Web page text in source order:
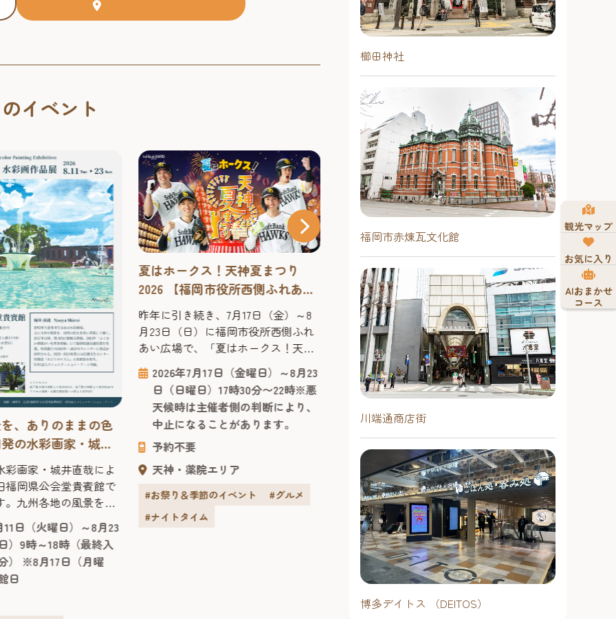
イベント
、ありのままの色
の水彩画家・城井
水彩画作品展」
彩画家・城井直哉によ
福岡県公会堂貴賓館で
。九州各地の風景を、
色彩で描いた作品の
噴水や緑、光の反射ま
された絵からは、その
じられます。 今回の
福岡県公会堂貴賓
11日（火曜日）～8月23
）9時～18時（最終入
） ※8月17日（月曜
日
夏はホークス！天神夏まつり
2026 【福岡市役所西側ふれあい
広場】
昨年に引き続き、7月17日（金）～8
月23日（日）に福岡市役所西側ふれ
あい広場で、「夏はホークス！天神
夏まつり2026」を開催決定！ 会場の
シンボルである櫓（やぐら）はホー
クス仕様に装飾され、お気に入りの
選手と写真撮影を楽しめるフォトス
ポットとして会場を彩ります。さら
に、ホークス戦のナイター試合開催
日にはパブリックビューイングを実
施！ ■「夏はホークス！天神夏まつ
り2026」とは 「天神...
2026年7月17日（金曜日）～8月23
日（日曜日）17時30分〜22時※悪
天候時は主催者側の判断により、
中止になることがあります。
予約不要
天神・薬院エリア
#お祭り＆季節のイベント
#グルメ
#ナイトタイム
アートが「境界」を越える夜。
福岡発、学生が仕掛けるインク
ルーシブなアート体験「Lumiek
Exhibition Fukuoka 2026」
福岡発、アートで「境界」を越える2
日間。障がいのあるアーティストの
作品を発信するブランド「Lumiek(ル
ミーク)」が贈る体験型アートイベン
ト「Lumiek Exhibition Fukuoka 2026」
が、博多区のアートスペース
「OVERGROUND」で開催。仕掛け
人は福岡出身の現役大学生です。
アートは障害の有無や年齢、国籍な
2026年8月15日（土曜日）～8月16
日（日曜日）14時～20時 （最終
入場は閉場の30分前まで／再入場
は1回のみ可）
予約不要
年蔵】 ～大
多唯一の造り
む日本酒イベ
博多唯一の造
日本酒イベント
と11日間開催
開催が決定！
んで欲しい！
夏祭りも今年で
んと11日間に
り酒屋「博多
2026年7月31
日（火曜日
～21時（チ
30分）
櫛田神社
福岡市赤煉瓦文化館
川端通商店街
博多デイトス （DEITOS）
観光マップ
お気に入り
AIおまかせ
コース